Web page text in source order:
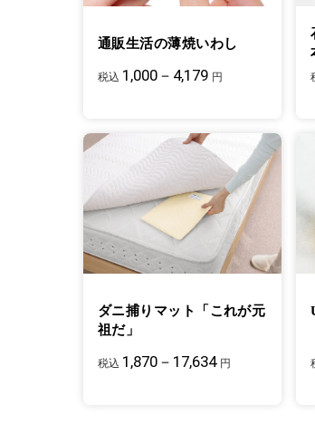
通販生活の薄焼いわし
税込 1,000－4,179 円
ダニ捕りマット「これが元
祖だ」
税込 1,870－17,634 円